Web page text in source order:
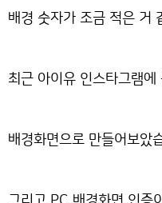
배경 숫자가 조금 적은 거
최근 아이유 인스타그램에
배경화면으로 만들어보았